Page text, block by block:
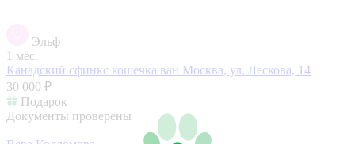
Эльф
1 мес.
Канадский сфинкс кошечка ван Москва, ул. Лескова, 14
30 000 ₽
Подарок
Документы проверены